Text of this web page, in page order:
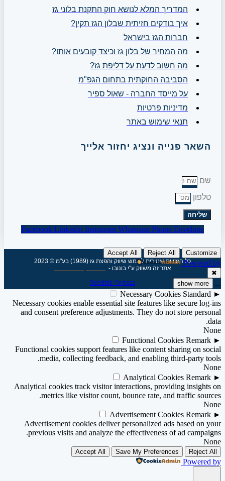
המדריך המלא לנושא חוק התקנת בלוני גז
איך בודקים חזיתית שבלון הגז תקין?
חברות הגז בישראל
מה המחיר של בלון גז וכיצד קובעים אותו?
מה חשוב לדעת על דליפת גז?
הסביבה החוקתית בתחום הגפ"מ
על מייסד החברה - שאול ספיר
מדיניות פרטיות
תנאי שימוש באתר
השאר פנייה ונציג יחזור אלייך
שם
טלפון
שליחה
Facebook Linkedin Instagram Whatsapp Phone Envelope
כל הזכויות שמורות לשמש שיווק והפצת גז (1989) בע"מ © 2023
אתר זה משווק ע"י בונובו -
נבנה ע"י Seedbiz
Customize
Reject All
Accept All
Powered by
✖
...
show more
►
Necessary Cookies Standard
Necessary cookies enable essential site features like secure log-ins
and consent preference adjustments. They do not store personal
data.
None
►
Functional Cookies Remark
Functional cookies support features like content sharing on social
media, collecting feedback, and enabling third-party tools.
None
►
Analytical Cookies Remark
Analytical cookies track visitor interactions, providing insights on
metrics like visitor count, bounce rate, and traffic sources.
None
►
Advertisement Cookies Remark
Advertisement cookies deliver personalized ads based on your
previous visits and analyze the effectiveness of ad campaigns.
None
Reject All
Save My Preferences
Accept All
Powered by